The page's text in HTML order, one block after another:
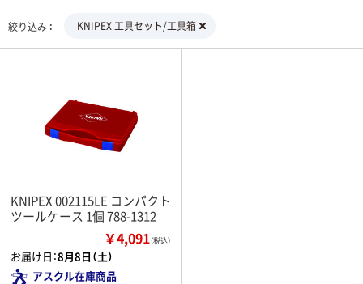
絞り込み KNIPEX 工具セット/工具箱
KNIPEX 002115LE コンパクト
ツールケース 1個 788-1312
￥4,091（税込）
お届け日：8月8日（土）
アスクル在庫商品